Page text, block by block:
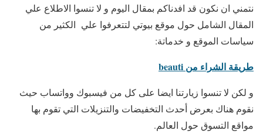
نتمني ان نكون قد افدناكم بمقال اليوم و لا تنسوا الاطلاع علي
المقال الشامل حول موقع بيوتي لتتعرفوا علي الكثير من
سياسات الموقع و خدماتة:
طريقة الشراء من beauti
و لكن لا تنسوا زيارتنا ايضا على كل من فيسبوك وواتساب حيث
نقوم هناك بعرض أحدث التخفيضات والتنزيلات التي تقوم بها
مواقع التسوق حول العالم.